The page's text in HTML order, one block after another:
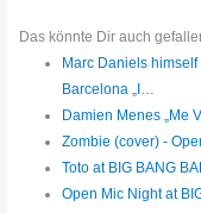
Das könnte Dir auch
Marc Daniels himself
Barcelona „I…
Damien Menes „Me
Zombie (cover) -
Toto at BIG BANG
Open Mic Night at